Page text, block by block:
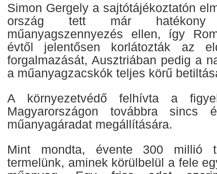
Simon Gergely a sajtótájékoztatón
ország tett már
műanyagszennyezés ellen, így
évtől jelentősen korlátozták az
forgalmazását, Ausztriában pedig a
a műanyagzacskók teljes körű
A környezetvédő felhívta a
Magyarországon továbbra sincs
műanyagáradat megállítására.
Mint mondta, évente 300 millió
termelünk, aminek körülbelül a fele